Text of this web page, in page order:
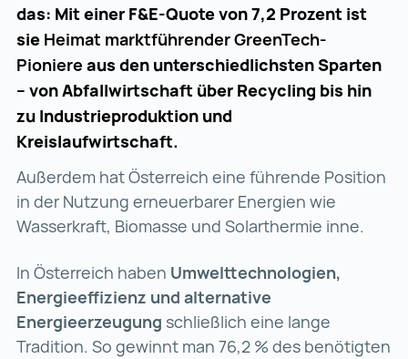
das: Mit einer F&E-Quote von 7,2 Prozent ist
sie Heimat marktführender GreenTech-
Pioniere aus den unterschiedlichsten Sparten
– von Abfallwirtschaft über Recycling bis hin
zu Industrieproduktion und
Kreislaufwirtschaft.
Außerdem hat Österreich eine führende Position
in der Nutzung erneuerbarer Energien wie
Wasserkraft, Biomasse und Solarthermie inne.
In Österreich haben Umwelttechnologien,
Energieeffizienz und alternative
Energieerzeugung schließlich eine lange
Tradition. So gewinnt man 76,2 % des benötigten